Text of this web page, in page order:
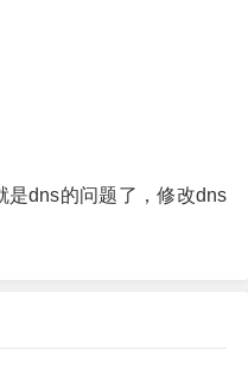
是dns的问题了，修改dns